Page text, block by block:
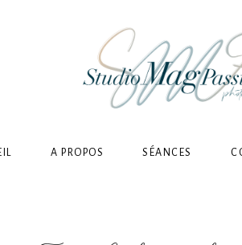
A PROPOS SÉANCES